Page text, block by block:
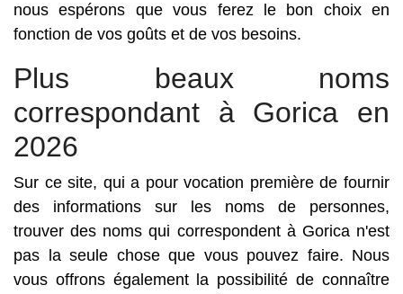
nous espérons que vous ferez le bon choix en
fonction de vos goûts et de vos besoins.
Plus beaux noms
correspondant à Gorica en
2026
Sur ce site, qui a pour vocation première de fournir
des informations sur les noms de personnes,
trouver des noms qui correspondent à Gorica n'est
pas la seule chose que vous pouvez faire. Nous
vous offrons également la possibilité de connaître